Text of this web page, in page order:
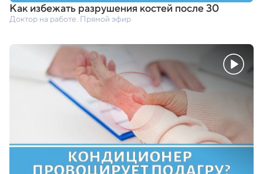
Как избежать разрушения костей после 30
Доктор на работе. Прямой эфир